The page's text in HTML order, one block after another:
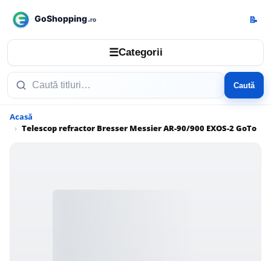
☰Categorii
Caută
📝
Acasă
Telescop refractor Bresser Messier AR-90/900 EXOS-2 GoTo